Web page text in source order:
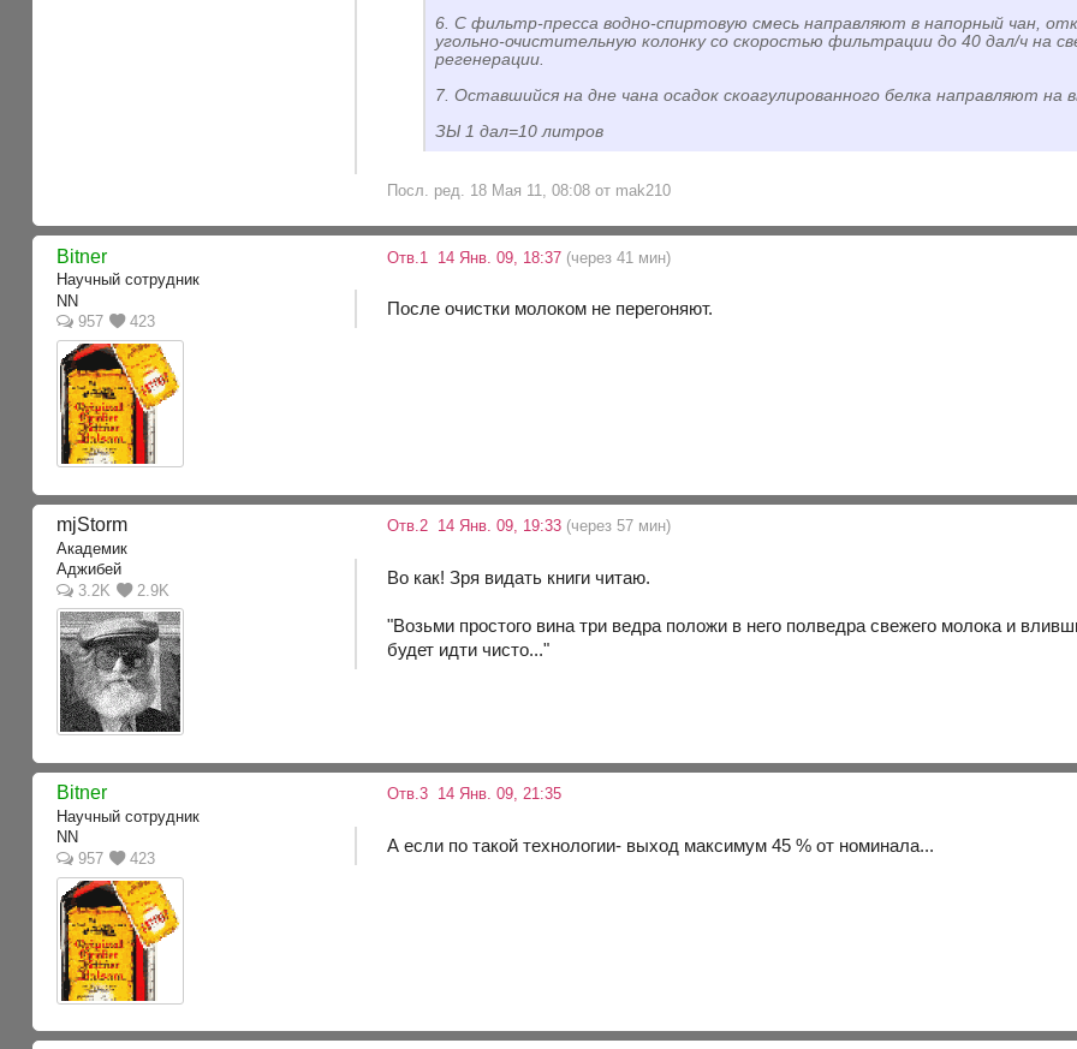
6. С фильтр-пресса водно-спиртовую смесь направляют в напорный чан,
угольно-очистительную колонку со скоростью фильтрации до 40 дал/ч на
регенерации.
7. Оставшийся на дне чана осадок скоагулированного белка направляют на
ЗЫ 1 дал=10 литров
Посл. ред. 18 Мая 11, 08:08 от mak210
Bitner
Научный сотрудник
NN
957
423
Отв.1 14 Янв. 09, 18:37 (через 41 мин)
После очистки молоком не перегоняют.
mjStоrm
Академик
Аджибей
3.2K
2.9K
Отв.2 14 Янв. 09, 19:33 (через 57 мин)
Во как! Зря видать книги читаю.
"Возьми простого вина три ведра положи в него полведра свежего молока и
будет идти чисто..."
Bitner
Научный сотрудник
NN
957
423
Отв.3 14 Янв. 09, 21:35
А если по такой технологии- выход максимум 45 % от номинала...